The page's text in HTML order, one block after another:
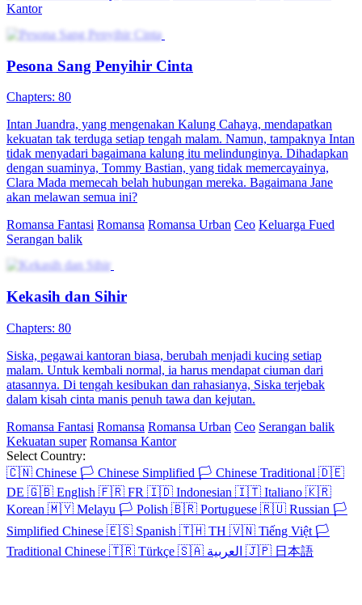
Kantor
Pesona Sang Penyihir Cinta
Chapters: 80
Intan Juandra, yang mengenakan Kalung Cahaya, mendapatkan
kekuatan tak terduga setiap tengah malam. Namun, tampaknya Intan
tidak menyadari bagaimana kalung itu melindunginya. Dihadapkan
dengan suaminya, Tommy Bastian, yang tidak memercayainya,
Clara Mada memecah belah hubungan mereka. Bagaimana Jane
akan melawan semua ini?
Romansa Fantasi Romansa Romansa Urban Ceo Keluarga Fued
Serangan balik
Kekasih dan Sihir
Chapters: 80
Siska, pegawai kantoran biasa, berubah menjadi kucing setiap
malam. Untuk kembali normal, ia harus mendapat ciuman dari
atasannya. Di tengah kesibukan dan rahasianya, Siska terjebak
dalam kisah cinta manis penuh tawa dan kejutan.
Romansa Fantasi Romansa Romansa Urban Ceo Serangan balik
Kekuatan super Romansa Kantor
Select Country:
🇨🇳 Chinese 🏳️ Chinese Simplified 🏳️ Chinese Traditional 🇩🇪
DE 🇬🇧 English 🇫🇷 FR 🇮🇩 Indonesian 🇮🇹 Italiano 🇰🇷
Korean 🇲🇾 Melayu 🏳️ Polish 🇧🇷 Portuguese 🇷🇺 Russian 🏳️
Simplified Chinese 🇪🇸 Spanish 🇹🇭 TH 🇻🇳 Tiếng Việt 🏳️
Traditional Chinese 🇹🇷 Türkçe 🇸🇦 🇯🇵 日本語